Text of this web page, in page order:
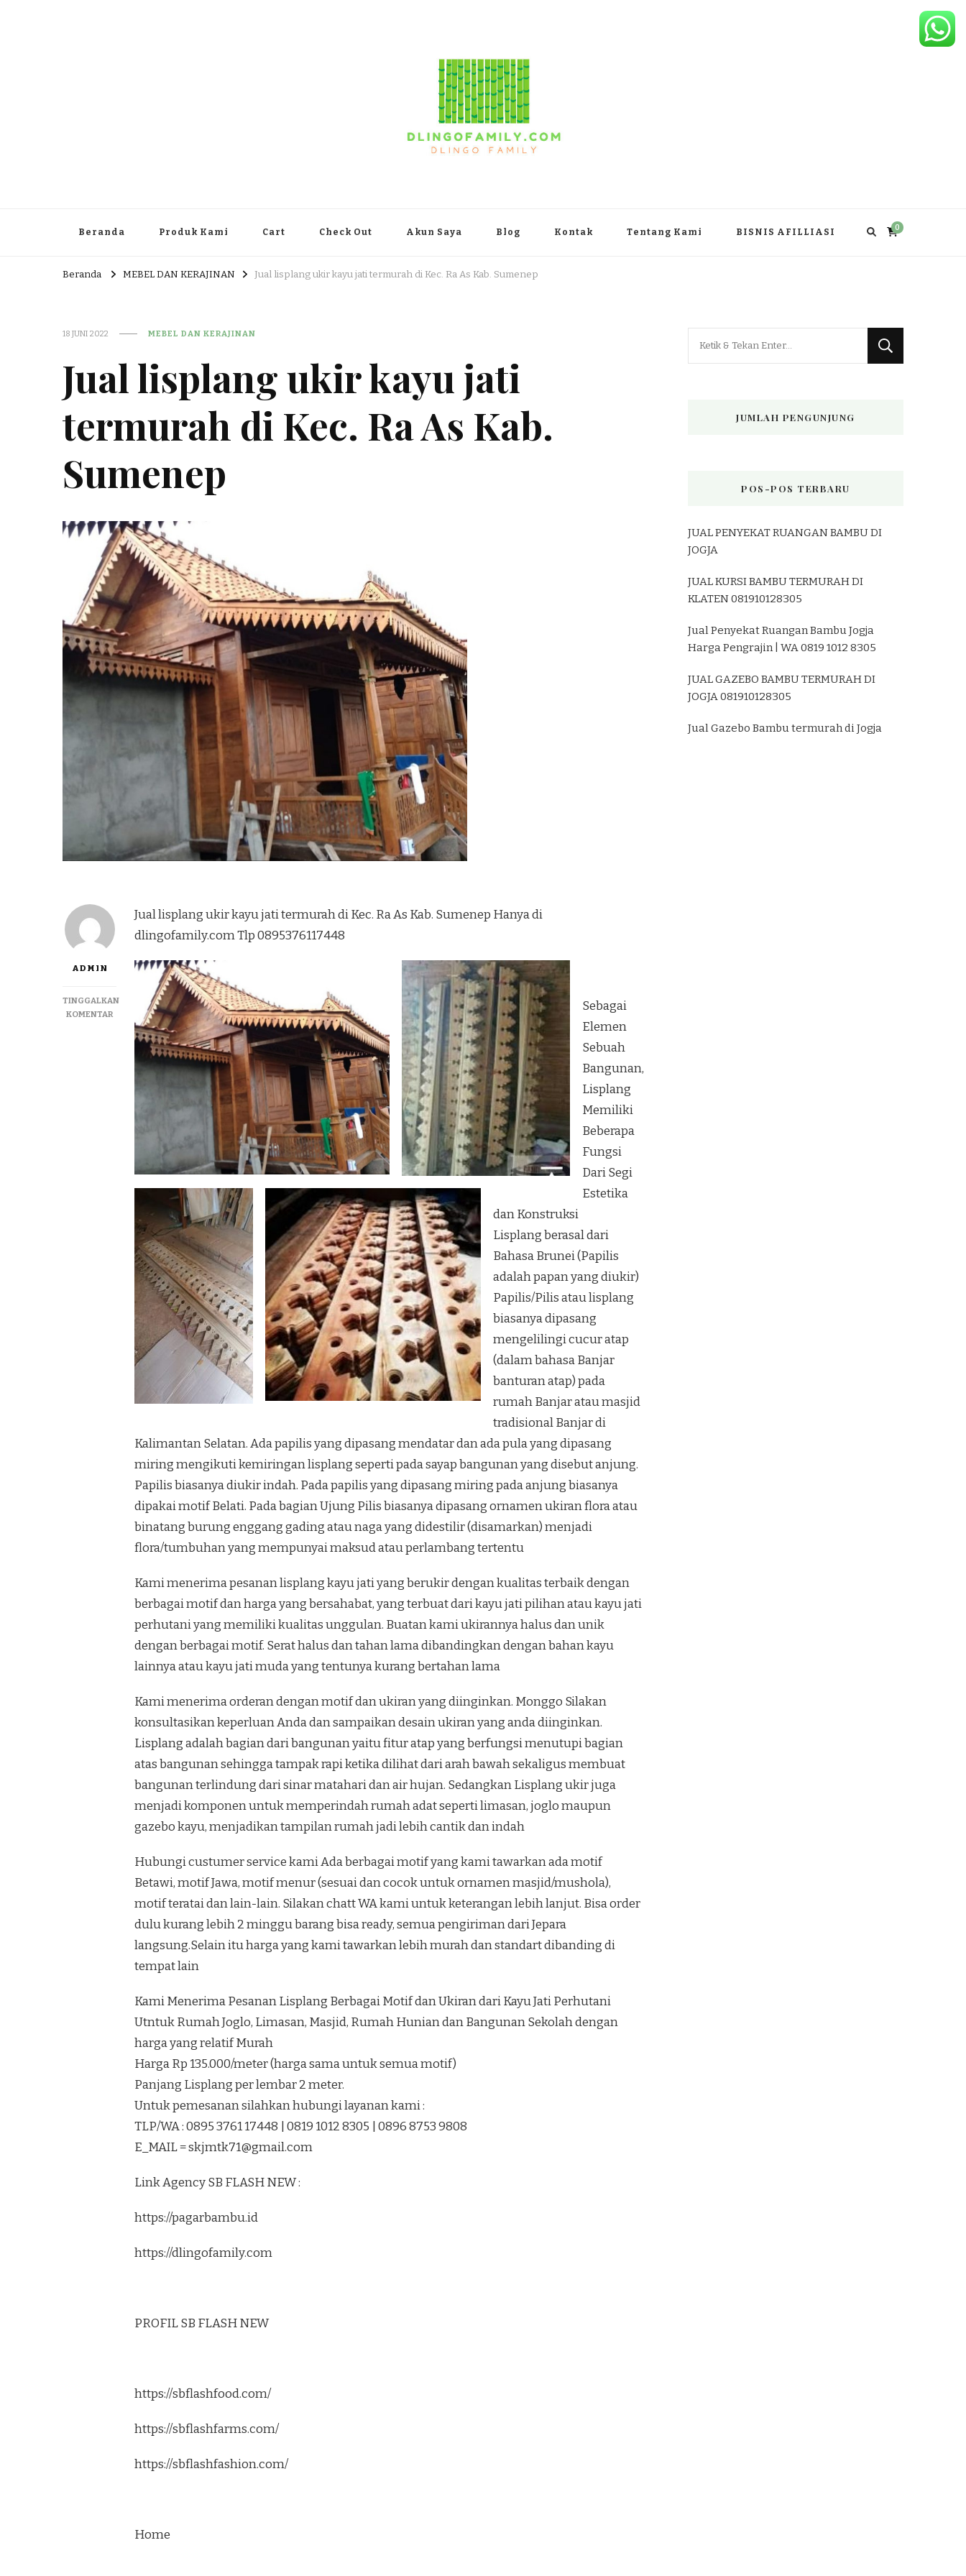
Beranda Produk Kami Cart Check Out Akun Saya Blog Kontak Tentang Kami BISNIS AFILLIASI 0
Beranda MEBEL DAN KERAJINAN Jual lisplang ukir kayu jati termurah di Kec. Ra As Kab. Sumenep
18 JUNI 2022 MEBEL DAN KERAJINAN
Jual lisplang ukir kayu jati
termurah di Kec. Ra As Kab.
Sumenep
ADMIN
TINGGALKAN
KOMENTARPADA
LISPLANG
SUMENEP
Jual lisplang ukir kayu jati termurah di Kec. Ra As Kab. Sumenep Hanya di
dlingofamily.com Tlp 0895376117448
Sebagai
Elemen
Sebuah
Bangunan,
Lisplang
Memiliki
Beberapa
Fungsi
Dari Segi
Estetika
dan Konstruksi
Lisplang berasal dari
Bahasa Brunei (Papilis
adalah papan yang diukir)
Papilis/Pilis atau lisplang
biasanya dipasang
mengelilingi cucur atap
(dalam bahasa Banjar
banturan atap) pada
rumah Banjar atau masjid
tradisional Banjar di
Kalimantan Selatan. Ada papilis yang dipasang mendatar dan ada pula yang dipasang
miring mengikuti kemiringan lisplang seperti pada sayap bangunan yang disebut anjung.
Papilis biasanya diukir indah. Pada papilis yang dipasang miring pada anjung biasanya
dipakai motif Belati. Pada bagian Ujung Pilis biasanya dipasang ornamen ukiran flora atau
binatang burung enggang gading atau naga yang didestilir (disamarkan) menjadi
flora/tumbuhan yang mempunyai maksud atau perlambang tertentu
Kami menerima pesanan lisplang kayu jati yang berukir dengan kualitas terbaik dengan
berbagai motif dan harga yang bersahabat, yang terbuat dari kayu jati pilihan atau kayu jati
perhutani yang memiliki kualitas unggulan. Buatan kami ukirannya halus dan unik
dengan berbagai motif. Serat halus dan tahan lama dibandingkan dengan bahan kayu
lainnya atau kayu jati muda yang tentunya kurang bertahan lama
Kami menerima orderan dengan motif dan ukiran yang diinginkan. Monggo Silakan
konsultasikan keperluan Anda dan sampaikan desain ukiran yang anda diinginkan.
Lisplang adalah bagian dari bangunan yaitu fitur atap yang berfungsi menutupi bagian
atas bangunan sehingga tampak rapi ketika dilihat dari arah bawah sekaligus membuat
bangunan terlindung dari sinar matahari dan air hujan. Sedangkan Lisplang ukir juga
menjadi komponen untuk memperindah rumah adat seperti limasan, joglo maupun
gazebo kayu, menjadikan tampilan rumah jadi lebih cantik dan indah
Hubungi custumer service kami Ada berbagai motif yang kami tawarkan ada motif
Betawi, motif Jawa, motif menur (sesuai dan cocok untuk ornamen masjid/mushola),
motif teratai dan lain-lain. Silakan chatt WA kami untuk keterangan lebih lanjut. Bisa order
dulu kurang lebih 2 minggu barang bisa ready, semua pengiriman dari Jepara
langsung.Selain itu harga yang kami tawarkan lebih murah dan standart dibanding di
tempat lain
Kami Menerima Pesanan Lisplang Berbagai Motif dan Ukiran dari Kayu Jati Perhutani
Utntuk Rumah Joglo, Limasan, Masjid, Rumah Hunian dan Bangunan Sekolah dengan
harga yang relatif Murah
Harga Rp 135.000/meter (harga sama untuk semua motif)
Panjang Lisplang per lembar 2 meter.
Untuk pemesanan silahkan hubungi layanan kami :
TLP/WA : 0895 3761 17448 | 0819 1012 8305 | 0896 8753 9808
E_MAIL =skjmtk71@gmail.com
Link Agency SB FLASH NEW :
https://pagarbambu.id
https://dlingofamily.com
PROFIL SB FLASH NEW
https://sbflashfood.com/
https://sbflashfarms.com/
https://sbflashfashion.com/
Home
JUMLAH PENGUNJUNG
POS-POS TERBARU
JUAL PENYEKAT RUANGAN BAMBU DI
JOGJA
JUAL KURSI BAMBU TERMURAH DI
KLATEN 081910128305
Jual Penyekat Ruangan Bambu Jogja
Harga Pengrajin | WA 0819 1012 8305
JUAL GAZEBO BAMBU TERMURAH DI
JOGJA 081910128305
Jual Gazebo Bambu termurah di Jogja